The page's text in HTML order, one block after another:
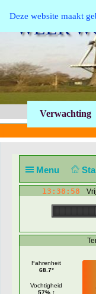
Deze website maakt
WEER
Verwachting